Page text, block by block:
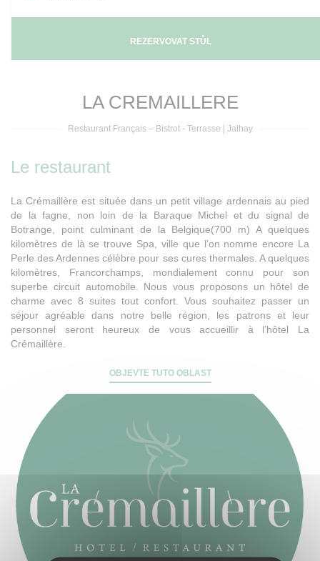
REZERVOVAT STŮL
LA CREMAILLERE
Restaurant Français – Bistrot - Terrasse Jalhay
Le restaurant
La Crémaillère est située dans un petit village ardennais au pied
de la fagne, non loin de la Baraque Michel et du signal de
Botrange, point culminant de la Belgique(700 m) A quelques
kilomètres de là se trouve Spa, ville que l’on nomme encore La
Perle des Ardennes célèbre pour ses cures thermales. A quelques
kilomètres, Francorchamps, mondialement connu pour son
superbe circuit automobile. Nous vous proposons un hôtel de
charme avec 8 suites tout confort. Vous souhaitez passer un
séjour agréable dans notre belle région, les patrons et leur
personnel seront heureux de vous accueillir à l’hôtel La
Crémaillère.
OBJEVTE TUTO OBLAST